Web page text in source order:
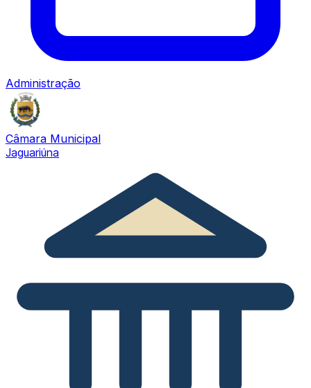
Administração
Câmara Municipal
Jaguariúna